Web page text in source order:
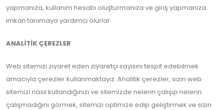
yapmanıza, kullanım hesabı oluşturmanıza ve giriş yapmanıza
imkan tanımaya yardımcı olurlar.
ANALİTİK ÇEREZLER
Web sitemizi ziyaret eden ziyaretçi sayısını tespit edebilmek
amacıyla çerezler kullanmaktayız. Analitik çerezler, sizin web
sitemizi nasıl kullandığınızı ve sitemizde nelerin çalışıp nelerin
çalışmadığını görmek, sitemizi optimize edip geliştirmek ve sizin